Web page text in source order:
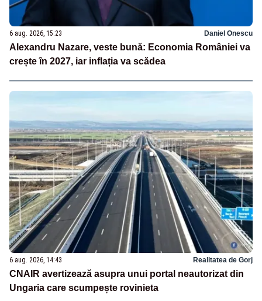
6 aug. 2026, 15:23 Daniel Onescu
Alexandru Nazare, veste bună: Economia României va
crește în 2027, iar inflația va scădea
6 aug. 2026, 14:43 Realitatea de Gorj
CNAIR avertizează asupra unui portal neautorizat din
Ungaria care scumpește rovinieta